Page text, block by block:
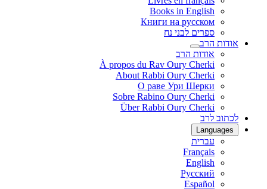
Books in English
Книги на русском
ספרים לבני נח
אודות הרב
אודות הרב
À propos du Rav Oury Cherki
About Rabbi Oury Cherki
О раве Ури Шерки
Sobre Rabino Oury Cherki
Über Rabbi Oury Cherki
לכתוב לרב
Languages
עברית
Français
English
Русский
Español